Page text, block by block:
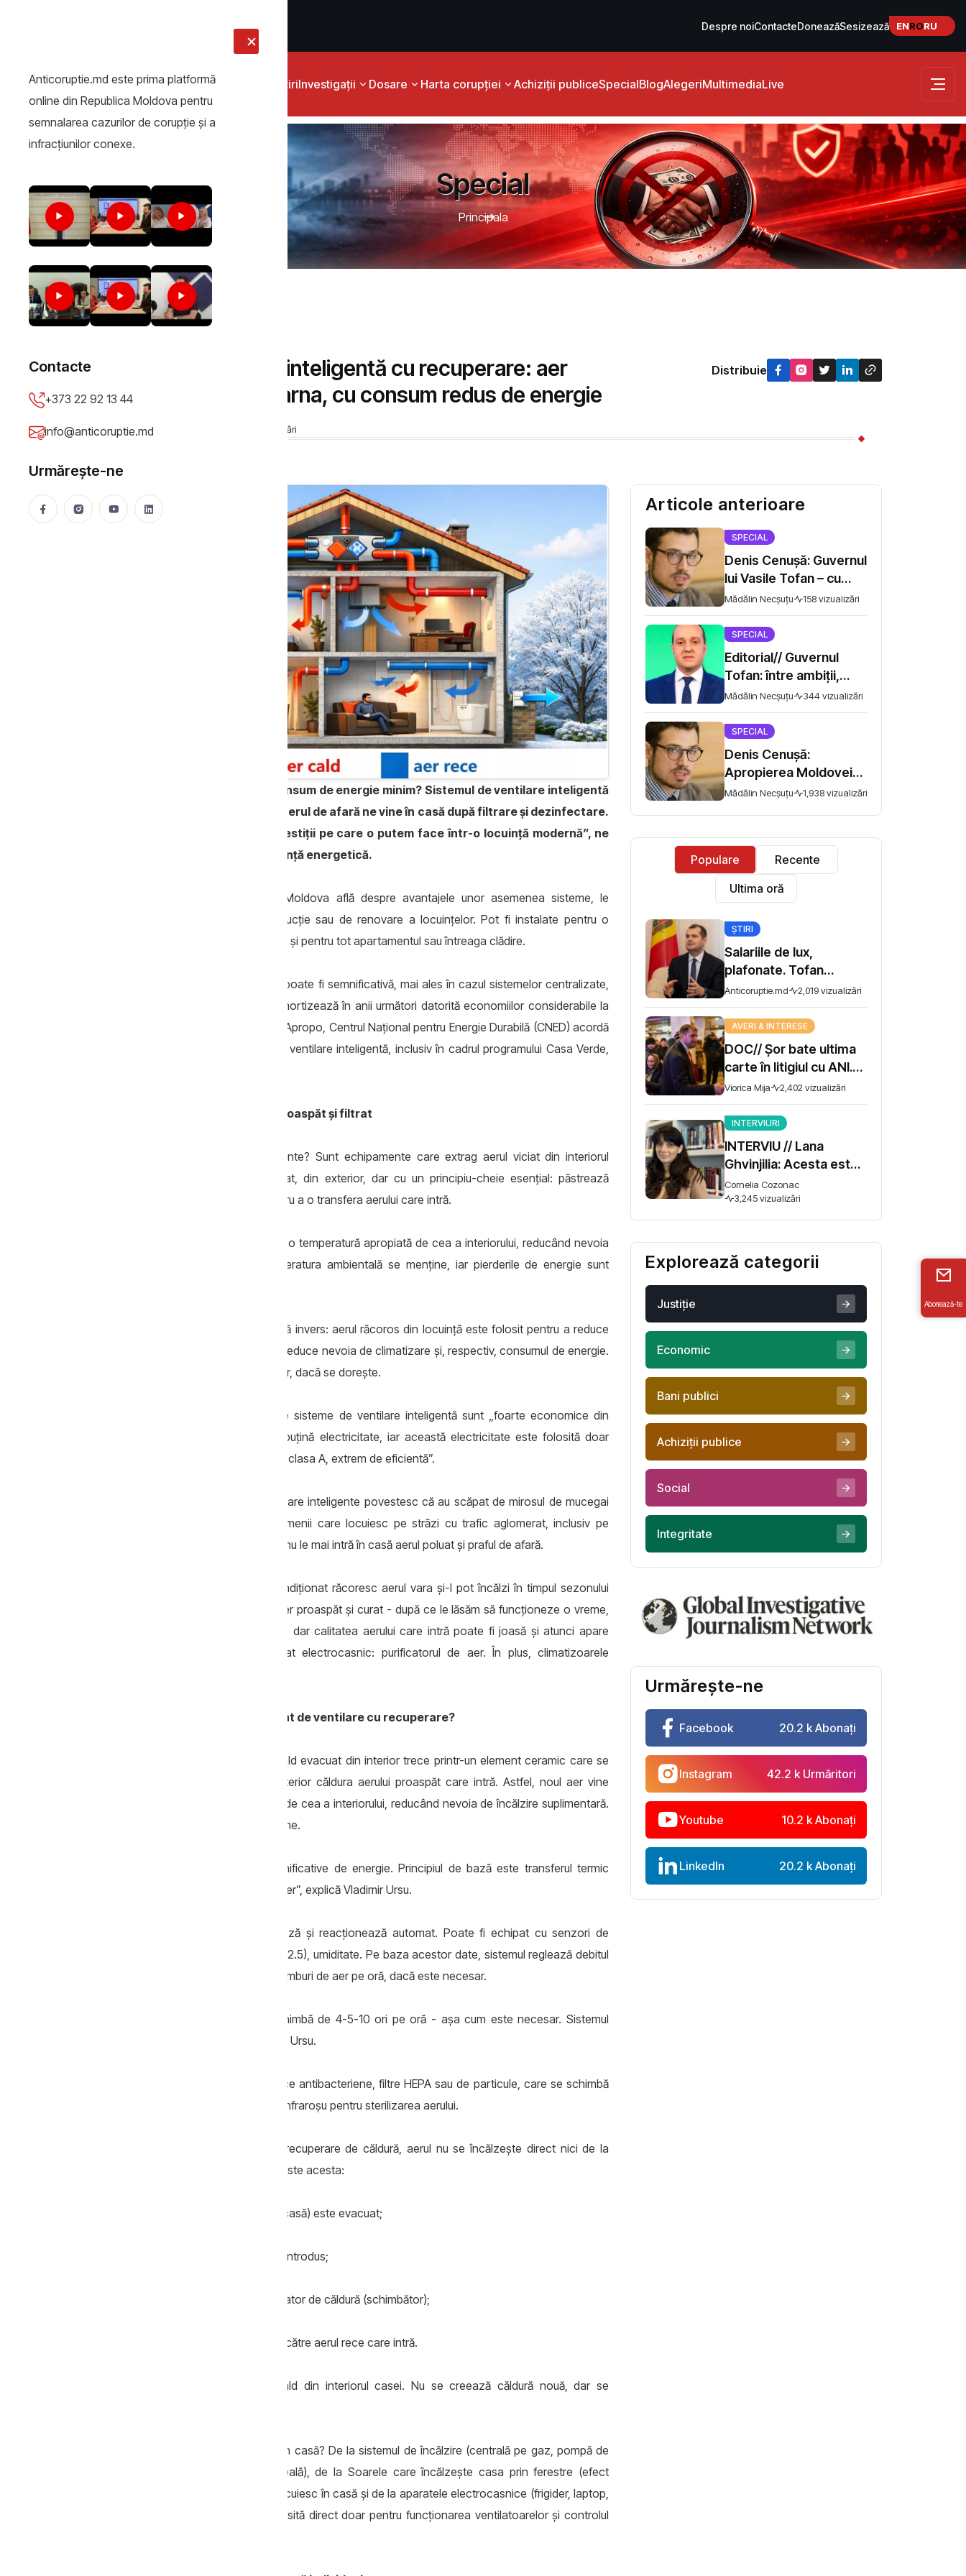
Despre noiContacteDoneazăSesizează ENRORU
ȘtiriInvestigații Dosare Harta corupției Achiziții publiceSpecialBlogAlegeriMultimediaLive
Anticoruptie.md este prima platformă
online din Republica Moldova pentru
semnalarea cazurilor de corupţie şi a
infracţiunilor conexe.
Contacte
+373 22 92 13 44
info@anticoruptie.md
Urmărește-ne
Special
Principala
Sistemul de ventilare inteligentă cu recuperare: aer
răcoros vara și cald iarna, cu consum redus de energie
Anticoruptie.md 12824 vizualizări
Distribuie
Aer răcoros vara și cald iarna cu consum de energie minim? Sistemul de ventilare inteligentă
cu recuperare este soluția. În plus, aerul de afară ne vine în casă după filtrare și dezinfectare.
Este „una dintre cele mai bune investiții pe care o putem face într-o locuință modernă”, ne
spune Vladimir Ursu, expert în eficiență energetică.
Tot mai mulți oameni din Republica Moldova află despre avantajele unor asemenea sisteme, le
integrează în proiectele noi de construcție sau de renovare a locuințelor. Pot fi instalate pentru o
singură cameră sau zonă a locuinței, dar și pentru tot apartamentul sau întreaga clădire.
Vom preciza din start: investiția inițială poate fi semnificativă, mai ales în cazul sistemelor centralizate,
pentru clădirile mari, dar costurile se amortizează în anii următori datorită economiilor considerabile la
facturile pentru încălzire și electricitate. Apropo, Centrul Național pentru Energie Durabilă (CNED) acordă
granturi pentru montarea sistemelor de ventilare inteligentă, inclusiv în cadrul programului Casa Verde,
Aer cald iarna și rece vara, mereu proaspăt și filtrat
Ce sunt sistemele de ventilare inteligente? Sunt echipamente care extrag aerul viciat din interiorul
locuinței și introduc aer proaspăt, filtrat, din exterior, dar cu un principiu-cheie esențial: păstrează
căldura/răcoarea din aerul evacuat pentru a o transfera aerului care intră.
, aerul de afară vine la o temperatură apropiată de cea a interiorului, reducând nevoia
de încălzire suplimentară. Astfel, temperatura ambientală se menține, iar pierderile de energie sunt
, sistemul funcționează invers: aerul răcoros din locuință este folosit pentru a reduce
temperatura aerului care intră, ceea ce reduce nevoia de climatizare și, respectiv, consumul de energie.
Poate fi utilizat împreună cu un climatizor, dacă se dorește.
Potrivit expertului Vladimir Ursu, aceste sisteme de ventilare inteligentă sunt „foarte economice din
punct de vedere energetic, consumă puțină electricitate, iar această electricitate este folosită doar
pentru ventilator, care de obicei este de clasa A, extrem de eficientă”.
Cei care și-au instalat sisteme de ventilare inteligente povestesc că au scăpat de mirosul de mucegai
din demisoluri, subsoluri, depozite. Oamenii care locuiesc pe străzi cu trafic aglomerat, inclusiv pe
bulevardul central din Chișinău, spun că nu le mai intră în casă aerul poluat și praful de afară.
Să ne amintim că sistemele de aer condiționat răcoresc aerul vara și-l pot încălzi în timpul sezonului
rece, dar nu alimentează interiorul cu aer proaspăt și curat - după ce le lăsăm să funcționeze o vreme,
este recomandat să aerisim încăperea, dar calitatea aerului care intră poate fi joasă și atunci apare
necesitatea utilizării a încă unui aparat electrocasnic: purificatorul de aer. În plus, climatizoarele
Cum funcționează sistemul inteligent de ventilare cu recuperare?
În timpul sezonului de încălzire, aerul cald evacuat din interior trece printr-un element ceramic care se
încălzește. Acest element transmite ulterior căldura aerului proaspăt care intră. Astfel, noul aer vine
preîncălzit, cu o temperatură apropiată de cea a interiorului, reducând nevoia de încălzire suplimentară.
Prin urmare, pierderile termice sunt minime.
„În acest mod, nu avem pierderi semnificative de energie. Principiul de bază este transferul termic
indirect, fără amestecarea fluxurilor de aer”, explică Vladimir Ursu.
Nu doar schimbă aerul, dar îl analizează și reacționează automat. Poate fi echipat cu senzori de
temperatură, CO2, particule de praf (PM2.5), umiditate. Pe baza acestor date, sistemul reglează debitul
de aer: poate face 4, 5 sau chiar 10 schimburi de aer pe oră, dacă este necesar.
„Dacă aerul este poluat, sistemul îl schimbă de 4-5-10 ori pe oră - așa cum este necesar. Sistemul
decide prin algoritmii săi”, spune Vladimir Ursu.
Cum curăță aerul? Cu elemente ceramice antibacteriene, filtre HEPA sau de particule, care se schimbă
periodic. Mai poate fi dotat cu lămpi cu infraroșu pentru sterilizarea aerului.
Așadar, într-un sistem de ventilare cu recuperare de căldură, aerul nu se încălzește direct nici de la
Soare, nici de la electricitate. Principiul este acesta:
- Aerul cald din interior (deja încălzit de casă) este evacuat;
- În același timp, aer rece de afară este introdus;
- Cele două fluxuri trec printr-un recuperator de căldură (schimbător);
- Căldura din aerul evacuat se transferă către aerul rece care intră.
Astfel, sursa de căldură este aerul cald din interiorul casei. Nu se creează căldură nouă, dar se
Atunci de unde provine inițial căldura din casă? De la sistemul de încălzire (centrală pe gaz, pompă de
căldură, calorifere, încălzire în pardoseală), de la Soarele care încălzește casa prin ferestre (efect
pasiv), de la corpurile oamenilor care locuiesc în casă și de la aparatele electrocasnice (frigider, laptop,
aragaz etc.). Iar electricitatea este folosită direct doar pentru funcționarea ventilatoarelor și controlul
Articole anterioare
SPECIAL
Denis Cenușă: Guvernul
lui Vasile Tofan – cu
probleme vechi în drum
spre UE
Mădălin Necșuțu 158 vizualizări
SPECIAL
Editorial// Guvernul
Tofan: între ambiții,
scopuri și valorificarea
oportunităților
Mădălin Necșuțu 344 vizualizări
SPECIAL
Denis Cenușă:
Apropierea Moldovei
de UE: ramificarea
Mădălin Necșuțu 1,938 vizualizări
Populare
Recente
Ultima oră
ȘTIRI
Salariile de lux,
plafonate. Tofan
propune moratoriu
pentru prime și
bonusuri
Anticoruptie.md 2,019 vizualizări
AVERI & INTERESE
DOC// Șor bate ultima
carte în litigiul cu ANI.
Miza - 10 milioane de lei
Viorica Mija 2,402 vizualizări
INTERVIURI
INTERVIU // Lana
Ghvinjilia: Acesta este
și războiul nostru. Fără
victoria Ucrainei,
Georgia nu se poate
Cornelia Cozonac
3,245 vizualizări
Explorează categorii
Justiţie
Economic
Bani publici
Achiziţii publice
Social
Integritate
Urmărește-ne
Facebook 20.2 k Abonați
Instagram 42.2 k Urmăritori
Youtube 10.2 k Abonați
LinkedIn 20.2 k Abonați
Abonează-te